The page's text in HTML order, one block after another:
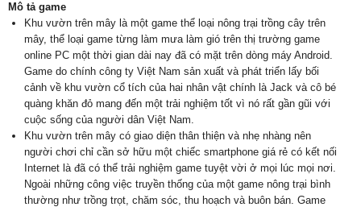
Mô tả game
Khu vườn trên mây là một game thể loại nông trại trồng cây trên
mây, thể loại game từng làm mưa làm gió trên thị trường game
online PC một thời gian dài nay đã có mặt trên dòng máy Android.
Game do chính công ty Việt Nam sản xuất và phát triển lấy bối
cảnh về khu vườn cổ tích của hai nhân vật chính là Jack và cô bé
quàng khăn đỏ mang đến một trải nghiệm tốt vì nó rất gần gũi với
cuộc sống của người dân Việt Nam.
Khu vườn trên mây có giao diện thân thiện và nhẹ nhàng nên
người chơi chỉ cần sở hữu một chiếc smartphone giá rẻ có kết nối
Internet là đã có thể trải nghiệm game tuyệt vời ở mọi lúc mọi nơi.
Ngoài những công việc truyền thống của một game nông trại bình
thường như trồng trọt, chăm sóc, thu hoạch và buôn bán. Game